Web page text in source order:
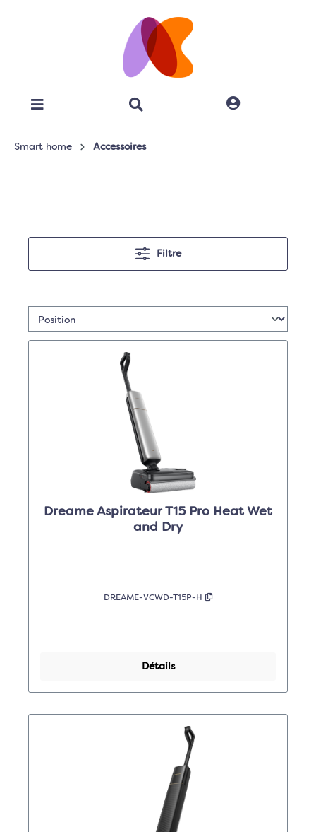
Smart home Accessoires
Filtre
Dreame Aspirateur T15 Pro Heat Wet
and Dry
DREAME-VCWD-T15P-H
Détails